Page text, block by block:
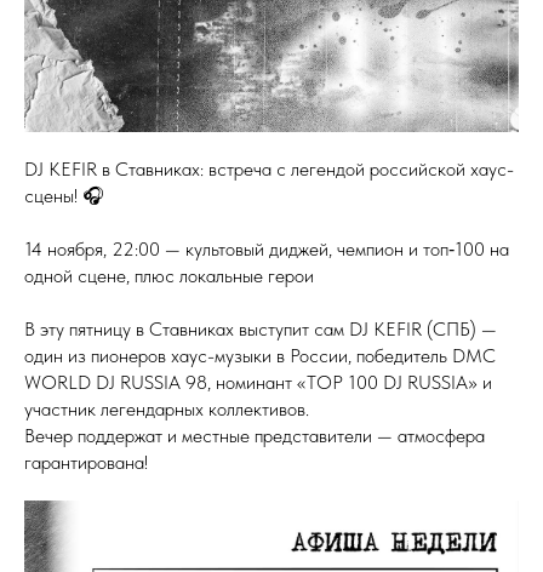
DJ KEFIR в Ставниках: встреча с легендой российской хаус-
сцены! 🎧
14 ноября, 22:00 — культовый диджей, чемпион и топ‑100 на
одной сцене, плюс локальные герои
В эту пятницу в Ставниках выступит сам DJ KEFIR (СПБ) —
один из пионеров хаус-музыки в России, победитель DMC
WORLD DJ RUSSIA 98, номинант «TOP 100 DJ RUSSIA» и
участник легендарных коллективов.
Вечер поддержат и местные представители — атмосфера
гарантирована!